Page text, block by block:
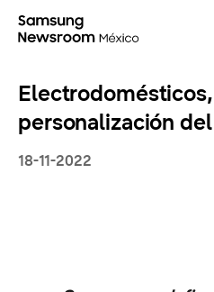
personalización
18-11-2022